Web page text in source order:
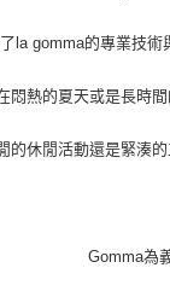
la gomma的專業技
悶熱的夏天或是長時
的休閒活動還是緊湊
Gomma為